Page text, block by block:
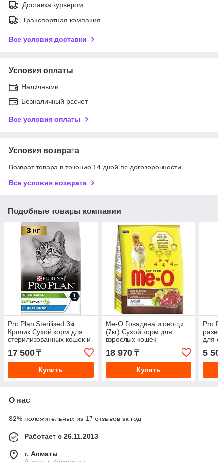
Доставка курьером
Транспортная компания
Все условия доставки
Условия оплаты
Наличными
Безналичный расчет
Все условия оплаты
Условия возврата
Возврат товара в течение 14 дней по договоренности
Все условия возврата
Подобные товары компании
Pro Plan Sterilised 3кг
Кролик Сухой корм для
стерилизованных кошек и
кастрированных котов
17 500 ₸
Купить
Me-O Говядина и овощи
(7кг) Сухой корм для
взрослых кошек
18 970₸
Купить
Pro
для
5
О нас
82% положительных из 17 отзывов за год
Работает с 26.11.2013
г. Алматы